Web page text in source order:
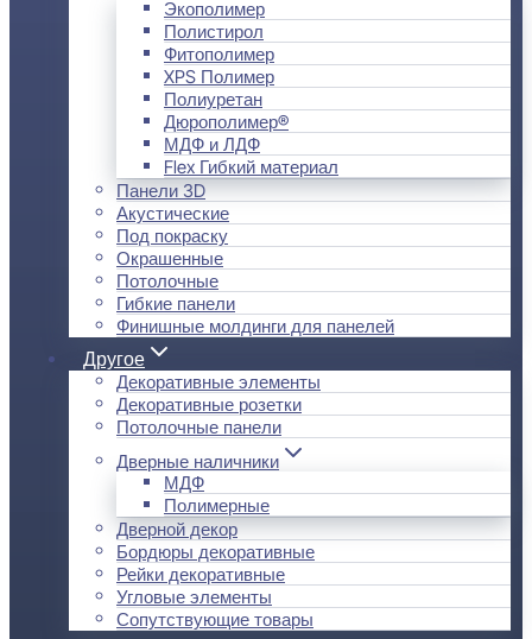
Экополимер
Полистирол
Фитополимер
XPS Полимер
Полиуретан
Дюрополимер®
МДФ и ЛДФ
Flex Гибкий материал
Панели 3D
Акустические
Под покраску
Окрашенные
Потолочные
Гибкие панели
Финишные молдинги для панелей
Другое
Декоративные элементы
Декоративные розетки
Потолочные панели
Дверные наличники
МДФ
Полимерные
Дверной декор
Бордюры декоративные
Рейки декоративные
Угловые элементы
Сопутствующие товары